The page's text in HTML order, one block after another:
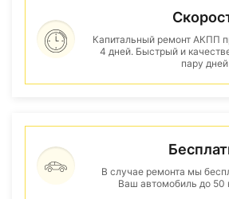
Капитальный ремонт АКПП
4 дней. Быстрый и
пару дней
В случае ремонта мы
Ваш автомобиль до